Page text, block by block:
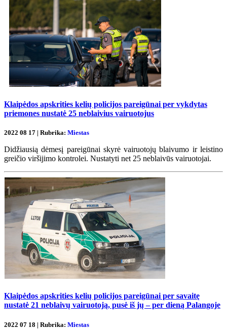
Klaipėdos apskrities kelių policijos pareigūnai per vykdytas
priemones nustatė 25 neblaivius vairuotojus
2022 08 17 | Rubrika: Miestas
Didžiausią dėmesį pareigūnai skyrė vairuotojų blaivumo ir leistino
greičio viršijimo kontrolei. Nustatyti net 25 neblaivūs vairuotojai.
Klaipėdos apskrities kelių policijos pareigūnai per savaitę
nustatė 21 neblaivų vairuotoją, pusė iš jų – per dieną Palangoje
2022 07 18 | Rubrika: Miestas